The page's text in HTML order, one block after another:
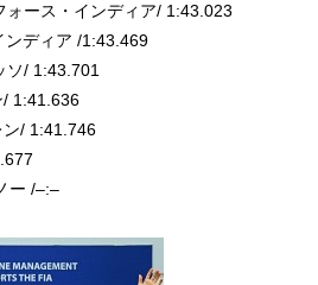
ォース・インディア/ 1:43.023
ンディア /1:43.469
ソ/ 1:43.701
/ 1:41.636
ン/ 1:41.746
ー /–:–